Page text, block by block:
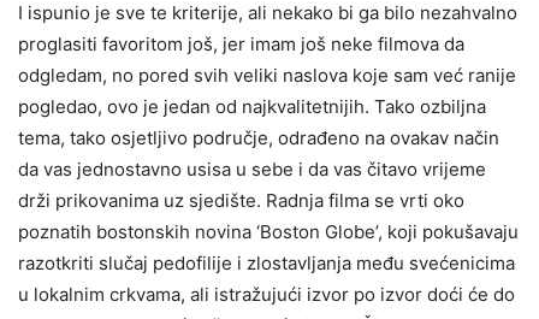
I ispunio je sve te kriterije, ali nekako bi ga bilo nezahvalno
proglasiti favoritom još, jer imam još neke filmova da
odgledam, no pored svih veliki naslova koje sam već ranije
pogledao, ovo je jedan od najkvalitetnijih. Tako ozbiljna
tema, tako osjetljivo područje, odrađeno na ovakav način
da vas jednostavno usisa u sebe i da vas čitavo vrijeme
drži prikovanima uz sjedište. Radnja filma se vrti oko
poznatih bostonskih novina ‘Boston Globe’, koji pokušavaju
razotkriti slučaj pedofilije i zlostavljanja među svećenicima
u lokalnim crkvama, ali istražujući izvor po izvor doći će do